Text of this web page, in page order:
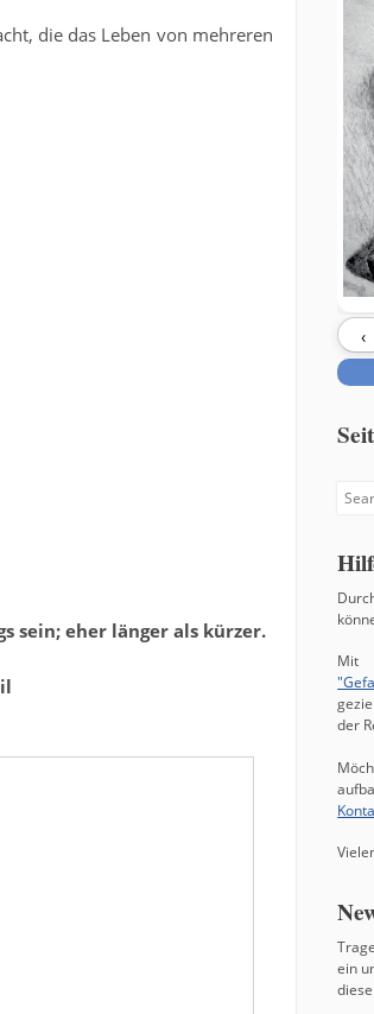
die das Leben von mehreren
sein; eher länger als kürzer.
‹
der
ein